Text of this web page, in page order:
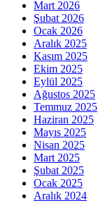
Mart 2026
Şubat 2026
Ocak 2026
Aralık 2025
Kasım 2025
Ekim 2025
Eylül 2025
Ağustos 2025
Temmuz 2025
Haziran 2025
Mayıs 2025
Nisan 2025
Mart 2025
Şubat 2025
Ocak 2025
Aralık 2024